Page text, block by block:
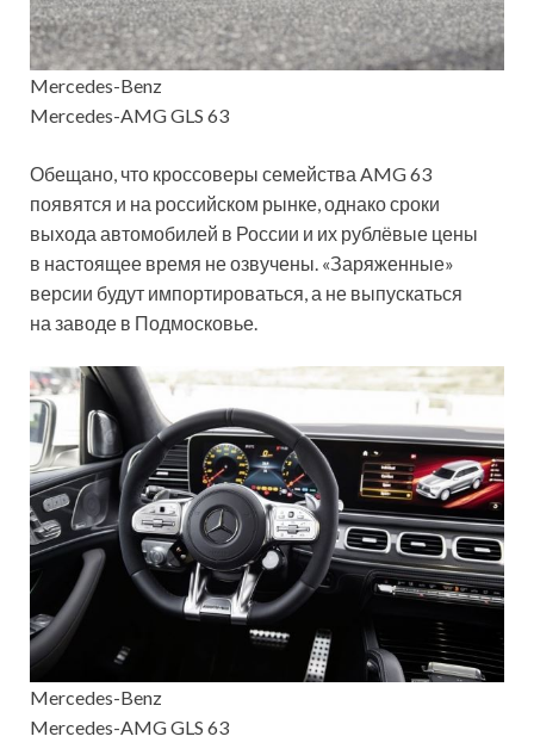
Mercedes-Benz
Mercedes-AMG GLS 63
Обещано, что кроссоверы семейства AMG 63
появятся и на российском рынке, однако сроки
выхода автомобилей в России и их рублёвые цены
в настоящее время не озвучены. «Заряженные»
версии будут импортироваться, а не выпускаться
на заводе в Подмосковье.
Mercedes-Benz
Mercedes-AMG GLS 63